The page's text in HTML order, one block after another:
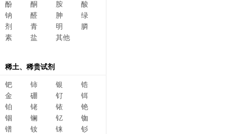
酚
酮 胺
酸
钠
醛 胂
绿
剂
青 明
膦
素
盐 其他
稀土、稀贵试剂
钯 铈 银
锆
金
硼 钌
铒
铂
铑 铱
铯
铟
镧 钇
铷
镨
钕 铼
钐